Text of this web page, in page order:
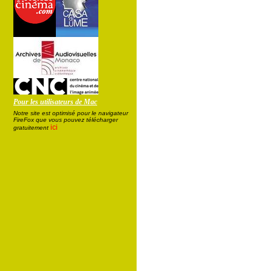
Pour les utilisateurs de Mac
Notre site est optimisé pour le navigateur
FireFox que vous pouvez télécharger
gratuitement ici